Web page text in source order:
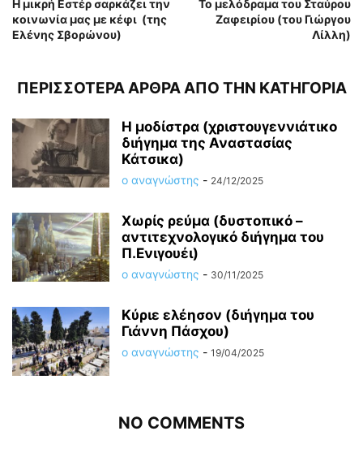
H μικρή Εστέρ σαρκάζει την
κοινωνία μας με κέφι (της
Ελένης Σβορώνου)
Το μελόδραμα του Σταύρου
Ζαφειρίου (του Γιώργου
Λίλλη)
ΠΕΡΙΣΣΟΤΕΡΑ ΑΡΘΡΑ ΑΠΟ ΤΗΝ ΚΑΤΗΓΟΡΙΑ
Η μοδίστρα (χριστουγεννιάτικο
διήγημα της Αναστασίας
Κάτσικα)
ο αναγνώστης - 24/12/2025
Χωρίς ρεύμα (δυστοπικό –
αντιτεχνολογικό διήγημα του
Π.Ενιγουέι)
ο αναγνώστης - 30/11/2025
Κύριε ελέησον (διήγημα του
Γιάννη Πάσχου)
ο αναγνώστης - 19/04/2025
NO COMMENTS